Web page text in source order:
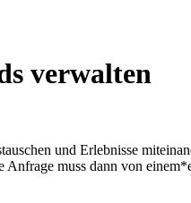
verwalten
und Erlebnisse
Anfrage muss dann von